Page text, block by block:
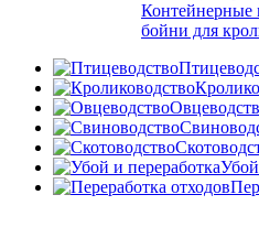
Контейнерные
бойни для
Убой